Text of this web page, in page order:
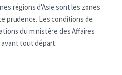
régions d'Asie sont les zones
prudence. Les conditions de
du ministère des Affaires
tout départ.